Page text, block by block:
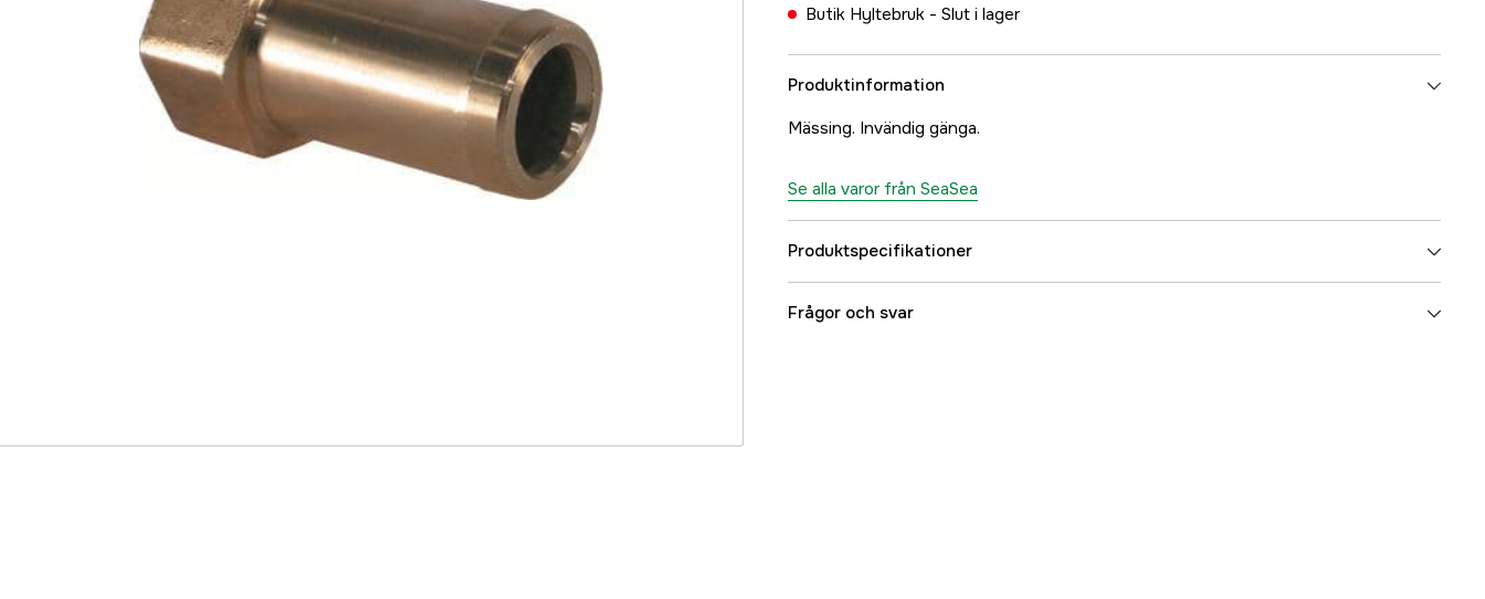
Butik Hyltebruk - Slut i lager
Produktinformation
Mässing. Invändig gänga.
Se alla varor från SeaSea
Produktspecifikationer
Referensnummer
Frågor och svar